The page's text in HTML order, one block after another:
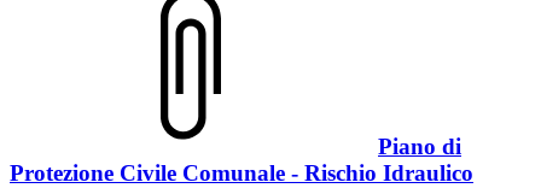
Piano di
Protezione Civile Comunale - Rischio Idraulico